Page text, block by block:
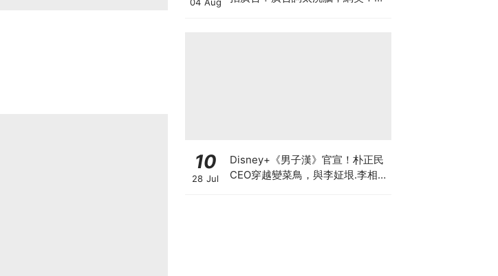
10
28 Jul
Disney+《男子漢》官宣！朴正民
CEO穿越變菜鳥，與李姃垠.李相